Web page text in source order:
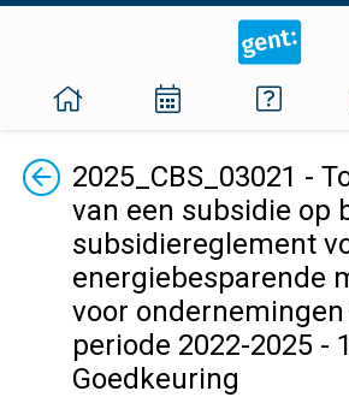
Terug2025_CBS_03021 -
van een subsidie op
subsidiereglement
energiebesparende
voor ondernemingen
periode 2022-2025 -
Goedkeuring